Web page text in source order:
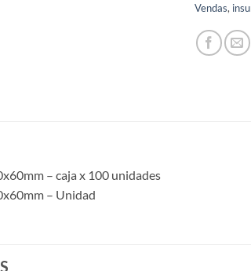
Vendas,
– caja x 100 unidades
– Unidad